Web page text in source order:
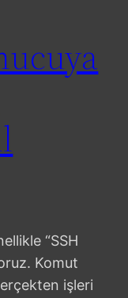
“SSH
Komut
işleri